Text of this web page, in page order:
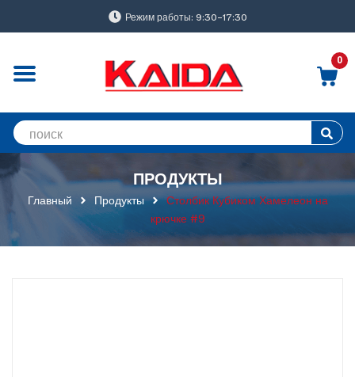
Режим работы: 9:30-17:30
0
ПРОДУКТЫ
Главный Продукты
Столбик Кубиком Хамелеон на
крючке #9